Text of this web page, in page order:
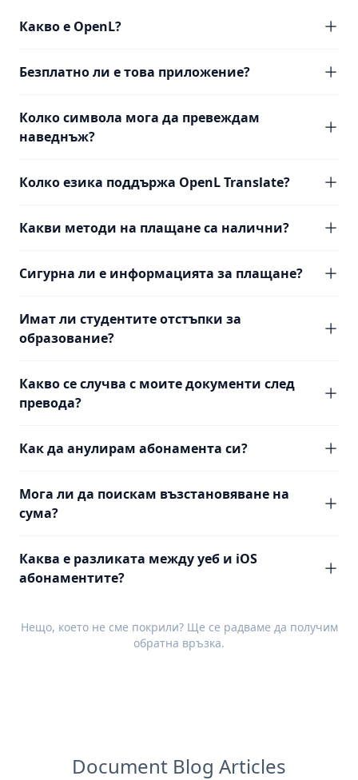
Какво е OpenL?
Безплатно ли е това приложение?
Колко символа мога да превеждам
наведнъж?
Колко езика поддържа OpenL Translate?
Какви методи на плащане са налични?
Сигурна ли е информацията за плащане?
Имат ли студентите отстъпки за
образование?
Какво се случва с моите документи след
превода?
Как да анулирам абонамента си?
Мога ли да поискам възстановяване на
сума?
Каква е разликата между уеб и iOS
абонаментите?
Нещо, което не сме покрили? Ще се радваме да получим
обратна връзка.
Document Blog Articles